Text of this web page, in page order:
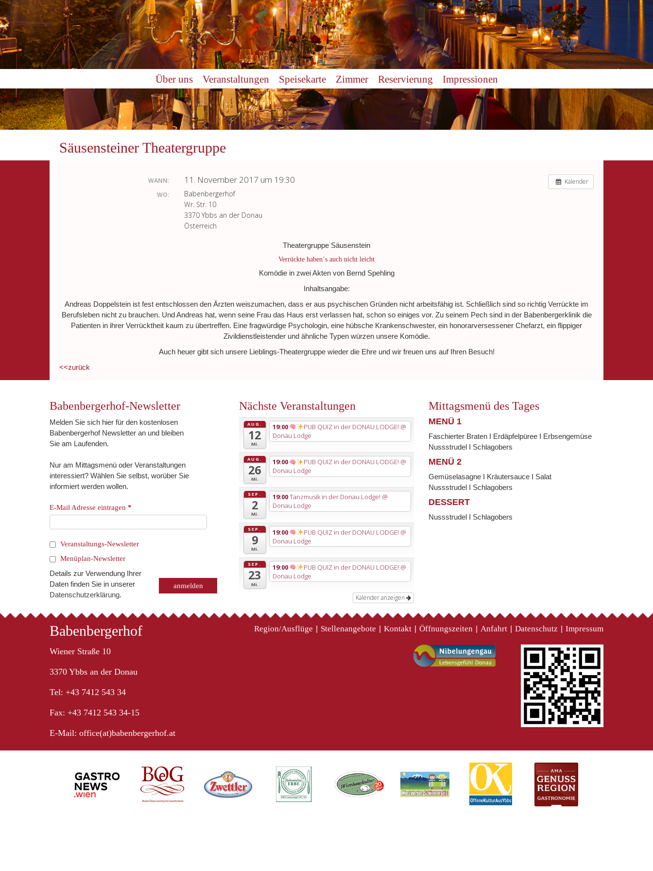
Über uns Veranstaltungen Speisekarte Zimmer Reservierung Impressionen
Säusensteiner Theatergruppe
Kalender
WANN: 11. November 2017 um 19:30
WO:
Babenbergerhof
Wr. Str. 10
3370 Ybbs an der Donau
Österreich
Theatergruppe Säusenstein
Verrückte haben´s auch nicht leicht
Komödie in zwei Akten von Bernd Spehling
Inhaltsangabe:
Andreas Doppelstein ist fest entschlossen den Ärzten weiszumachen, dass er aus psychischen Gründen nicht arbeitsfähig ist. Schließlich sind so richtig Verrückte im
Berufsleben nicht zu brauchen. Und Andreas hat, wenn seine Frau das Haus erst verlassen hat, schon so einiges vor. Zu seinem Pech sind in der Babenbergerklinik die
Patienten in ihrer Verrücktheit kaum zu übertreffen. Eine fragwürdige Psychologin, eine hübsche Krankenschwester, ein honorarversessener Chefarzt, ein flippiger
Zivildienstleistender und ähnliche Typen würzen unsere Komödie.
Auch heuer gibt sich unsere Lieblings-Theatergruppe wieder die Ehre und wir freuen uns auf Ihren Besuch!
<<zurück
Babenbergerhof-Newsletter
Melden Sie sich hier für den kostenlosen
Babenbergerhof Newsletter an und bleiben
Sie am Laufenden.
Nur am Mittagsmenü oder Veranstaltungen
interessiert? Wählen Sie selbst, worüber Sie
informiert werden wollen.
E-Mail Adresse eintragen *
Veranstaltungs-Newsletter
Menüplan-Newsletter
Details zur Verwendung Ihrer
Daten finden Sie in unserer
Datenschutzerklärung.
Nächste Veranstaltungen
AUG.
12
Mi.
19:00 PUB QUIZ in der DONAU LODGE! @
Donau Lodge
AUG.
26
Mi.
19:00 PUB QUIZ in der DONAU LODGE! @
Donau Lodge
SEP.
2
Mi.
19:00Tanzmusik in der Donau Lodge! @
Donau Lodge
SEP.
9
Mi.
19:00 PUB QUIZ in der DONAU LODGE! @
Donau Lodge
SEP.
23
Mi.
19:00 PUB QUIZ in der DONAU LODGE! @
Donau Lodge
Kalender anzeigen
Mittagsmenü des Tages
MENÜ 1
Faschierter Braten I Erdäpfelpüree I Erbsengemüse
Nussstrudel I Schlagobers
MENÜ 2
Gemüselasagne I Kräutersauce I Salat
Nussstrudel I Schlagobers
DESSERT
Nussstrudel I Schlagobers
Babenbergerhof
Wiener Straße 10
3370 Ybbs an der Donau
Tel: +43 7412 543 34
Fax: +43 7412 543 34-15
E-Mail: office(at)babenbergerhof.at
Region/Ausflüge Stellenangebote Kontakt Öffnungszeiten Anfahrt Datenschutz Impressum